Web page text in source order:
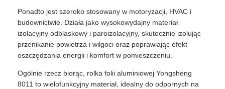
Ponadto jest szeroko stosowany w motoryzacji, HVAC i
budownictwie. Działa jako wysokowydajny materiał
izolacyjny odblaskowy i paroizolacyjny, skutecznie izolując
przenikanie powietrza i wilgoci oraz poprawiając efekt
oszczędzania energii i komfort w pomieszczeniu.
Ogólnie rzecz biorąc, rolka folii aluminiowej Yongsheng
8011 to wielofunkcyjny materiał, idealny do odpornych na